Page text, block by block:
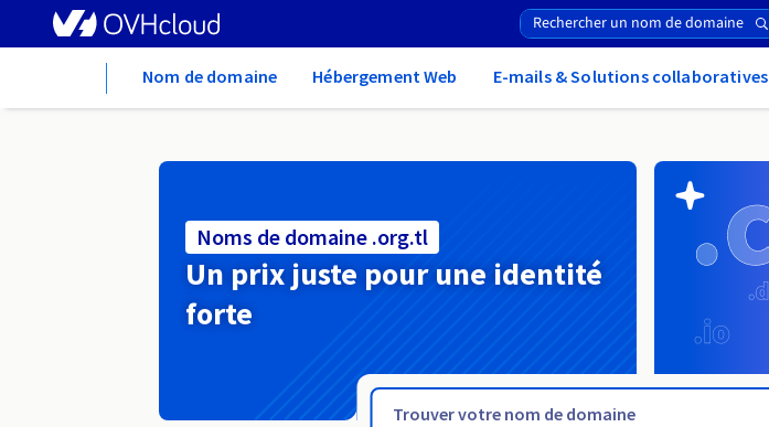
Nom de domaine Hébergement Web E-mails & Solutions collaboratives
Noms de domaine .org.tl
Un prix juste pour une identité
forte